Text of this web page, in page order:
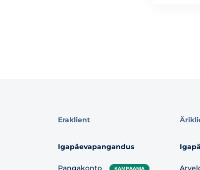
Eraklient
Igapäevapangandus
Pangakonto KAMPAANIA